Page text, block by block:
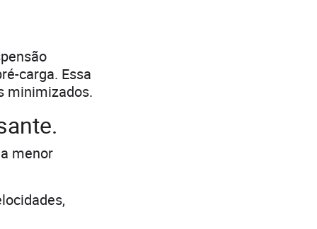
carga. Essa
minimizados.
menor